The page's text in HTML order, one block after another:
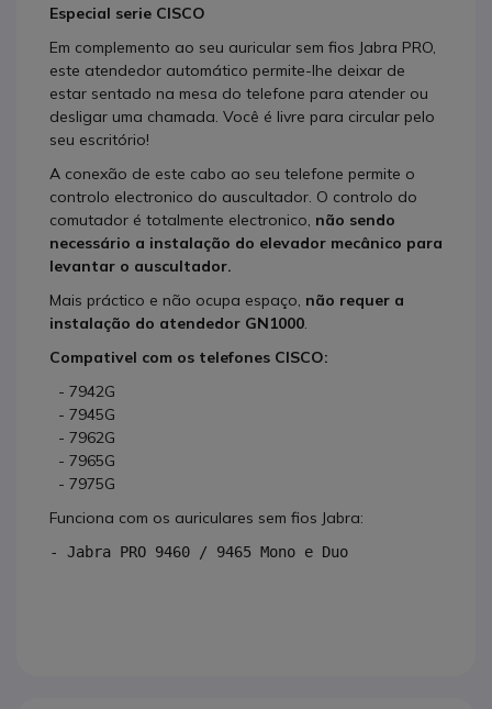
Especial serie CISCO
Em complemento ao seu auricular sem fios Jabra PRO,
este atendedor automático permite-lhe deixar de
estar sentado na mesa do telefone para atender ou
desligar uma chamada. Você é livre para circular pelo
seu escritório!
A conexão de este cabo ao seu telefone permite o
controlo electronico do auscultador. O controlo do
comutador é totalmente electronico, não sendo
necessário a instalação do elevador mecânico para
levantar o auscultador.
Mais práctico e não ocupa espaço, não requer a
instalação do atendedor GN1000.
Compativel com os telefones CISCO:
- 7942G
- 7945G
- 7962G
- 7965G
- 7975G
Funciona com os auriculares sem fios Jabra:
- Jabra PRO 9460 / 9465 Mono e Duo